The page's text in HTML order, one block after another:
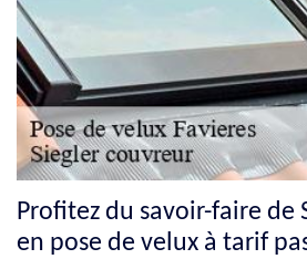
Profitez du savoir-faire de
en pose de velux à tarif